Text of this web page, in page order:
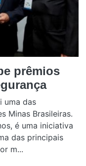
prêmios
uma das
Minas Brasileiras.
é uma iniciativa
das principais
m...